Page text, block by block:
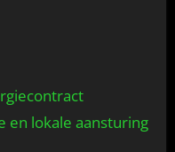
en lokale aansturing